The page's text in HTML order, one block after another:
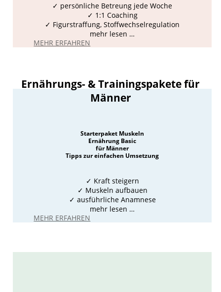
✓ persönliche Betreung jede Woche
✓ 1:1 Coaching
✓ Figurstraffung, Stoffwechselregulation
mehr lesen …
MEHR ERFAHREN
Ernährungs- & Trainingspakete für
Männer
Starterpaket Muskeln
Ernährung Basic
für Männer
Tipps zur einfachen Umsetzung
✓ Kraft steigern
✓ Muskeln aufbauen
✓ ausführliche Anamnese
mehr lesen …
MEHR ERFAHREN